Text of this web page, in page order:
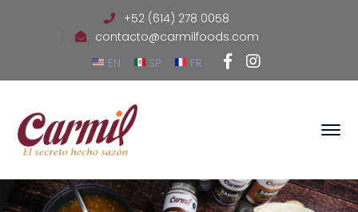
+52 (614) 278 0058
contacto@carmilfoods.com
EN
SP FR
Facebook
Profile
Instagram
Profile